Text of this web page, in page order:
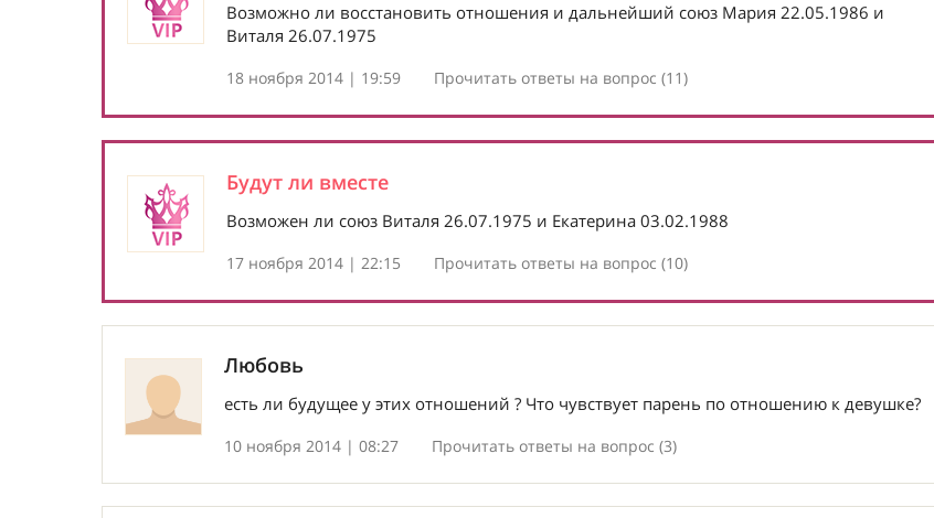
Возможно ли восстановить отношения и дальнейший союз Мария 22.05.1986 и
Виталя 26.07.1975
18 ноября 2014 | 19:59 Прочитать ответы на вопрос (11)
Будут ли вместе
Возможен ли союз Виталя 26.07.1975 и Екатерина 03.02.1988
17 ноября 2014 | 22:15 Прочитать ответы на вопрос (10)
Любовь
есть ли будущее у этих отношений ? Что чувствует парень по отношению к девушке?
10 ноября 2014 | 08:27 Прочитать ответы на вопрос (3)